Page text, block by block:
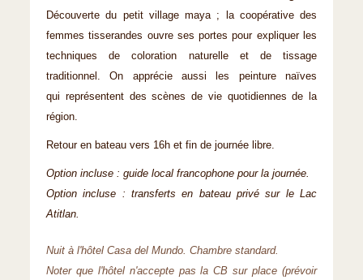
Découverte du petit village maya ; la coopérative des
femmes tisserandes ouvre ses portes pour expliquer les
techniques de coloration naturelle et de tissage
traditionnel. On apprécie aussi les peinture naïves
qui représentent des scènes de vie quotidiennes de la
région.
Retour en bateau vers 16h et fin de journée libre.
Option incluse : guide local francophone pour la journée.
Option incluse : transferts en bateau privé sur le Lac
Atitlan.
Nuit à l'hôtel Casa del Mundo. Chambre standard.
Noter que l'hôtel n'accepte pas la CB sur place (prévoir